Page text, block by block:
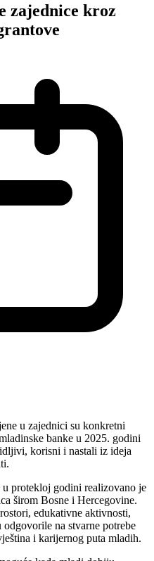
zajednice kroz
u zajednici su konkretni
banke u 2025. godini
korisni i nastali iz ideja
protekloj godini realizovano je
širom Bosne i Hercegovine.
edukativne aktivnosti,
na stvarne potrebe
i karijernog puta mladih.